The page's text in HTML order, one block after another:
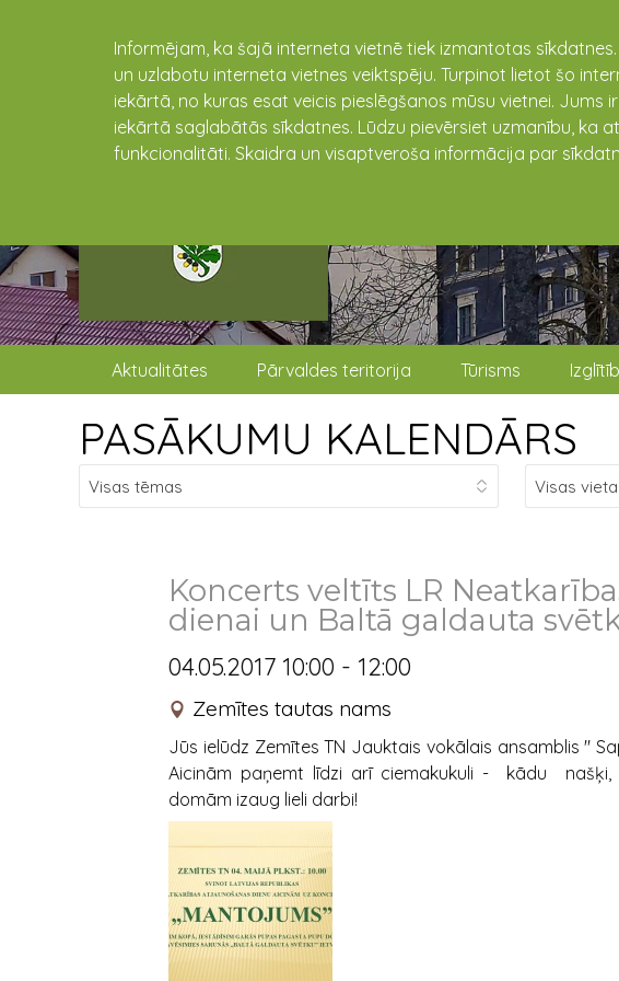
Informējam, ka šajā interneta vietnē tiek izmantotas
un uzlabotu interneta vietnes veiktspēju. Turpinot lietot šo
iekārtā, no kuras esat veicis pieslēgšanos mūsu vietnei.
iekārtā saglabātās sīkdatnes. Lūdzu pievērsiet uzmanību, ka
funkcionalitāti. Skaidra un visaptveroša informācija par
Aktualitātes Pārvaldes teritorija Tūrisms
PASĀKUMU KALENDĀRS
Koncerts veltīts LR
dienai un Baltā galdauta
04.05.2017 10:00 - 12:00
Zemītes tautas nams
Jūs ielūdz Zemītes TN Jauktais vokālais ansamblis "
Aicinām paņemt līdzi arī ciemakukuli - kādu našķi,
domām izaug lieli darbi!